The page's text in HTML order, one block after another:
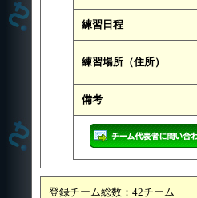
練習日程
練習場所（住所）
備考
登録チーム総数：42チーム